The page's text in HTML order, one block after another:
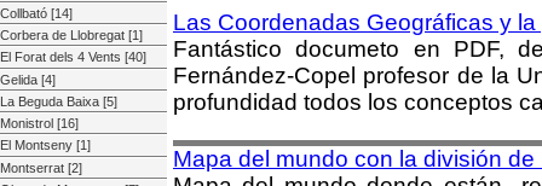
Collbató [14]
Corbera de Llobregat [1]
El Forat dels 4 Vents [40]
Gelida [4]
La Beguda Baixa [5]
Monistrol [16]
El Montseny [1]
Montserrat [2]
Las Coordenadas Geográficas y
Fantástico documeto en PDF,
Fernández-Copel profesor de la
profundidad todos los conceptos
Mapa del mundo con la división